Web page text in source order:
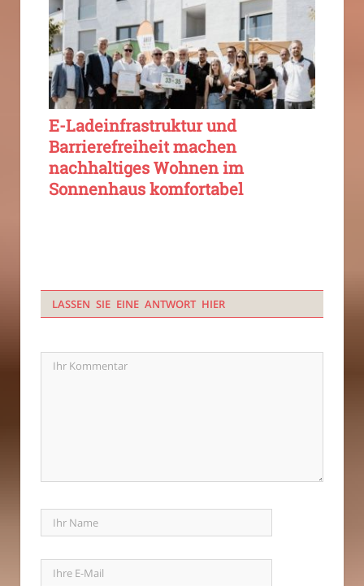
E-Ladeinfrastruktur und
Barrierefreiheit machen
nachhaltiges Wohnen im
Sonnenhaus komfortabel
LASSEN SIE EINE ANTWORT HIER